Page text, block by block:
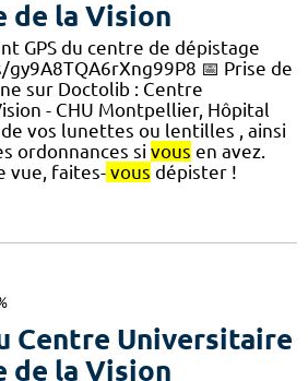
de la Vision
GPS du centre de dépistage
📅 Prise de
sur Doctolib : Centre
- CHU Montpellier, Hôpital
vos lunettes ou lentilles , ainsi
ordonnances si vous en avez.
vue, faites- vous dépister !
Centre Universitaire
de la Vision